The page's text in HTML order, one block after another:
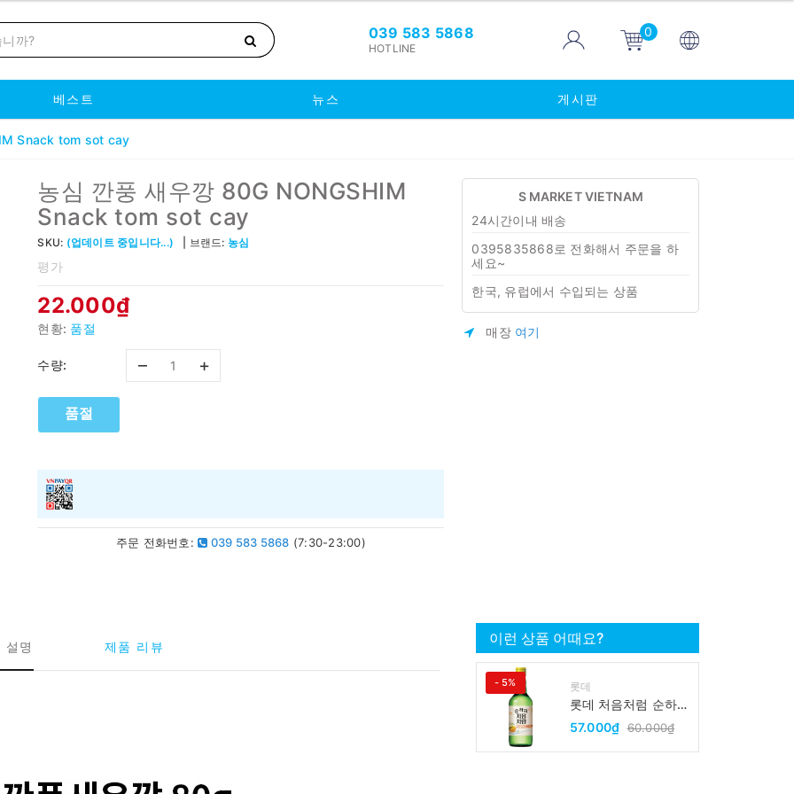
039 583 5868
HOTLINE
0
베스트 뉴스 게시판
Snack tom sot cay
농심 깐풍 새우깡 80G NONGSHIM
Snack tom sot cay
SKU: (업데이트 중입니다...) 브랜드: 농심
평가
22.000₫
현황: 품절
수량: – +
품절
주문 전화번호: 039 583 5868 (7:30-23:00)
S MARKET VIETNAM
24시간이내 배송
0395835868로 전화해서 주문을 하
세요~
한국, 유럽에서 수입되는 상품
매장 여기
설명 제품 리뷰 이런 상품 어때요?
- 5% 롯데
롯데 처음처럼 순하리
유자 소주 12% 360ml
LOTTE Chumchurum
vi thanh yen/cam
57.000₫ 60.000₫